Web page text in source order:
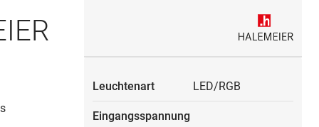
Leuchtenart LED/RGB
Eingangsspannung